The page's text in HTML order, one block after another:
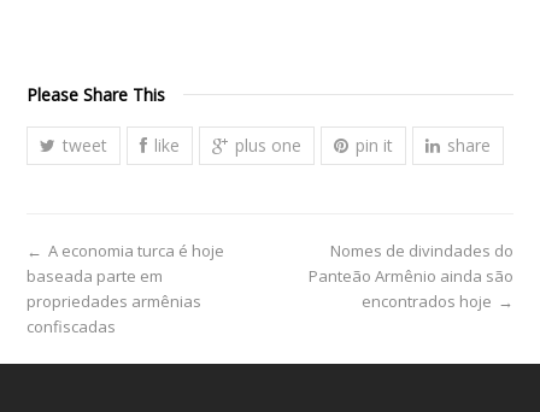
Please Share This
tweet like plus one pin it share
Nomes de divindades do
Panteão Armênio ainda são
encontrados hoje →
← A economia turca é hoje
baseada parte em
propriedades armênias
confiscadas